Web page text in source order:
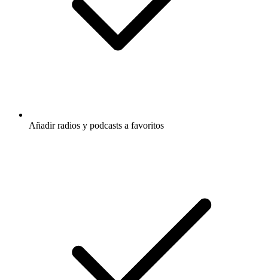
Añadir radios y podcasts a favoritos